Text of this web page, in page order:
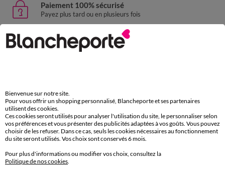
Paiement 100% sécurisé
Payez plus tard ou en plusieurs fois
Livraison express
domicile, relais, consignes automatiques
Service clients
par chat et par téléphone
de 8h00 à 20h00 du lundi au samedi
Bienvenue sur notre site.
Pour vous offrir un shopping personnalisé, Blancheporte et ses partenaires
utilisent des cookies.
Ces cookies seront utilisés pour analyser l'utilisation du site, le personnaliser selon
vos préférences et vous présenter des publicités adaptées à vos goûts. Vous pouvez
choisir de les refuser. Dans ce cas, seuls les cookies nécessaires au fonctionnement
du site seront utilisés. Vos choix sont conservés 6 mois.
Pour plus d'informations ou modifier vos choix, consultez la
Politique de nos cookies.